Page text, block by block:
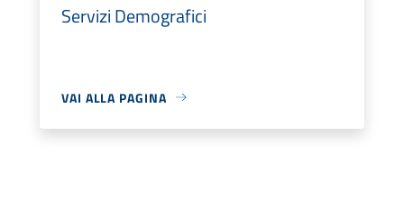
Servizi Demografici
VAI ALLA PAGINA